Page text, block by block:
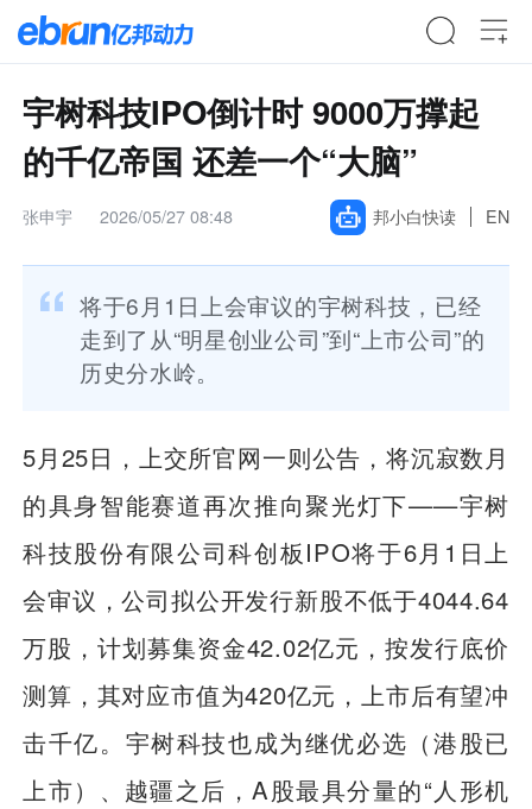
宇树科技IPO倒计时 9000万撑起
的千亿帝国 还差一个“大脑”
张申宇 2026/05/27 08:48 邦小白快读 EN
将于6月1日上会审议的宇树科技，已经
走到了从“明星创业公司”到“上市公司”的
历史分水岭。
5月25日，上交所官网一则公告，将沉寂数月
的具身智能赛道再次推向聚光灯下——宇树
科技股份有限公司科创板IPO将于6月1日上
会审议，公司拟公开发行新股不低于4044.64
万股，计划募集资金42.02亿元，按发行底价
测算，其对应市值为420亿元，上市后有望冲
击千亿。宇树科技也成为继优必选（港股已
上市）、越疆之后，A股最具分量的“人形机